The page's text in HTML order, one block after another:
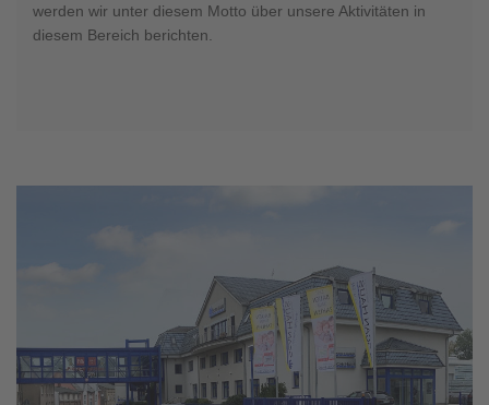
werden wir unter diesem Motto über unsere Aktivitäten in
diesem Bereich berichten.